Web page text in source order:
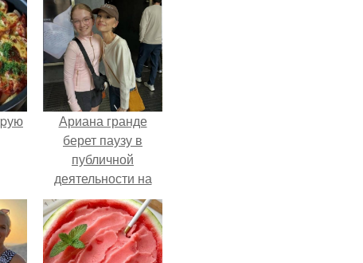
Ариана гранде
берет паузу в
публичной
деятельности на
фоне слухов о
своем здоровье.